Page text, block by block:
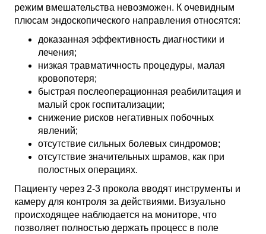
режим вмешательства невозможен. К очевидным
плюсам эндоскопического направления относятся:
доказанная эффективность диагностики и
лечения;
низкая травматичность процедуры, малая
кровопотеря;
быстрая послеоперационная реабилитация и
малый срок госпитализации;
снижение рисков негативных побочных
явлений;
отсутствие сильных болевых синдромов;
отсутствие значительных шрамов, как при
полостных операциях.
Пациенту через 2-3 прокола вводят инструменты и
камеру для контроля за действиями. Визуально
происходящее наблюдается на мониторе, что
позволяет полностью держать процесс в поле